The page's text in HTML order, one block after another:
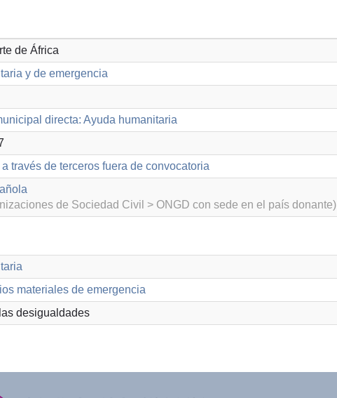
de África
y de emergencia
directa: Ayuda humanitaria
a través de terceros fuera de convocatoria
de Sociedad Civil > ONGD con sede en el país donante)
materiales de emergencia
desigualdades